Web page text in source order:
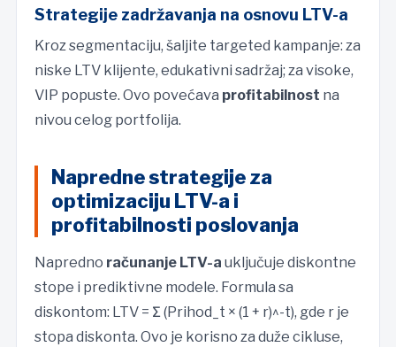
Strategije zadržavanja na osnovu LTV-a
Kroz segmentaciju, šaljite targeted kampanje: za
niske LTV klijente, edukativni sadržaj; za visoke,
VIP popuste. Ovo povećava profitabilnost na
nivou celog portfolija.
Napredne strategije za
optimizaciju LTV-a i
profitabilnosti poslovanja
Napredno računanje LTV-a uključuje diskontne
stope i prediktivne modele. Formula sa
diskontom: LTV = Σ (Prihod_t × (1 + r)^-t), gde r je
stopa diskonta. Ovo je korisno za duže cikluse,